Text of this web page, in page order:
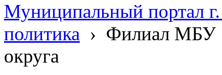
Муниципальный портал
политика › Филиал МБУ
округа